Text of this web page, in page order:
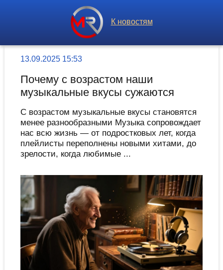
К новостям
13.09.2025 15:53
Почему с возрастом наши
музыкальные вкусы сужаются
С возрастом музыкальные вкусы становятся
менее разнообразными Музыка сопровождает
нас всю жизнь — от подростковых лет, когда
плейлисты переполнены новыми хитами, до
зрелости, когда любимые ...